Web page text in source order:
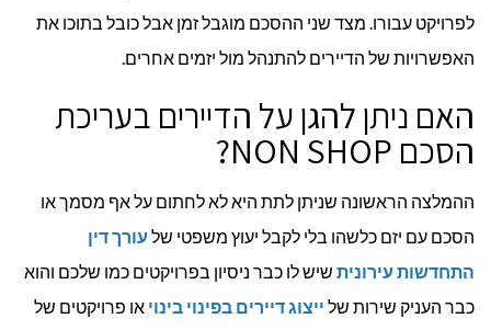
לפרויקט עבורו. מצד שני ההסכם מוגבל זמן אבל כובל בתוכו את
האפשרויות של הדיירים להתנהל מול יזמים אחרים.
האם ניתן להגן על הדיירים בעריכת
הסכם NON SHOP?
ההמלצה הראשונה שניתן לתת היא לא לחתום על אף מסמך או
הסכם עם יזם כלשהו בלי לקבל יעוץ משפטי של עורך דין
התחדשות עירונית שיש לו כבר ניסיון בפרויקטים כמו שלכם והוא
כבר העניק שירות של ייצוג דיירים בפינוי בינוי או פרויקטים של